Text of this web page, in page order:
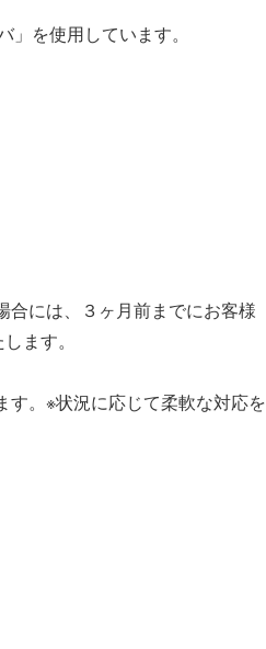
」を使用しています。
合には、３ヶ月前までにお客様
ます。
。※状況に応じて柔軟な対応を